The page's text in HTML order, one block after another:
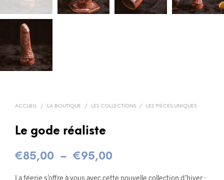
ACCUEIL / LA BOUTIQUE / LES COLLECTIONS / LES PIÈCES UNIQUES
Le gode réaliste
€85,00 – €95,00Plage
de
La féerie s’offre à vous avec cette nouvelle collection d’hiver :